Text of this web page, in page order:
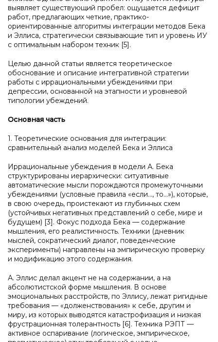
выявляет существующий пробел: ощущается дефицит
работ, предлагающих четкие, практико-
ориентированные алгоритмы интеграции методов Бека
и Эллиса, стратегически связывающие тип и уровень ИУ
с оптимальным набором техник [5].
Целью данной статьи является теоретическое
обоснование и описание интегративной стратегии
работы с иррациональными убеждениями при
депрессии, основанной на этапности и уровневой
типологии убеждений.
Основная часть
1. Теоретические основания для интеграции:
сравнительный анализ моделей Бека и Эллиса
Иррациональные убеждения в модели А. Бека
структурированы иерархически: ситуативные
автоматические мысли порождаются промежуточными
убеждениями (условные правила «если…, то…»), которые,
в свою очередь, проистекают из глубинных схем
(устойчивых негативных представлений о себе, мире и
будущем) [3]. Фокус подхода Бека — содержание
мышления, его реалистичность. Техники (дневник
мыслей, сократический диалог, поведенческие
эксперименты) направлены на эмпирическую проверку
и модификацию этого содержания.
А. Эллис делал акцент не на содержании, а на
абсолютистской форме мышления. В основе
эмоциональных расстройств, по Эллису, лежат ригидные
требования — «долженствования» к себе, другим и
миру, из которых выводятся катастрофизация и низкая
фрустрационная толерантность [6]. Техника РЭПТ —
активное оспаривание (логическое, эмпирическое,